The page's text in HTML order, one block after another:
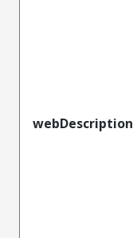
webDescription